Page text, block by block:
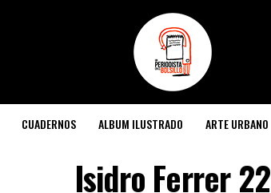
CUADERNOS ALBUM ILUSTRADO ARTE URBANO
Isidro Ferrer 22